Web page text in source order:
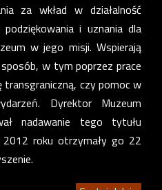
za wkład w działalność
i uznania dla
w jego misji. Wspierają
w tym poprzez prace
transgraniczną, czy pomoc w
Dyrektor Muzeum
nadawanie tego tytułu
roku otrzymały go 22